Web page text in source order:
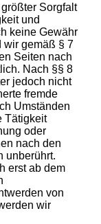
Sorgfalt
und
keine Gewähr
wir gemäß § 7
Seiten nach
Nach §§ 8
jedoch nicht
fremde
Umständen
Tätigkeit
oder
nach den
unberührt.
erst ab dem
von
wir